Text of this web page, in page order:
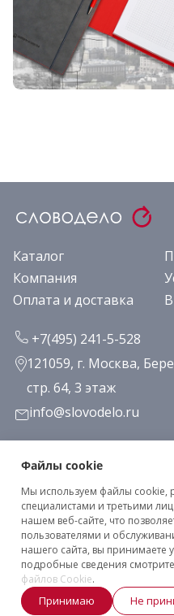
Каталог
Компания
Оплата и доставка
+7(495) 241-5-528
121059, г. Москва,
стр. 64, 3 этаж
info@slovodelo.ru
Заказать звонок
Подписаться на
Клиентское соглашение
Политика
2026 © «Словодело». Все
Файлы cookie
Мы используем файлы cookie,
специалистами и третьими
нашем веб-сайте, что
пользователями и
нашего сайта, вы принимаете
подробные сведения
файлов Cookie.
Принимаю Не